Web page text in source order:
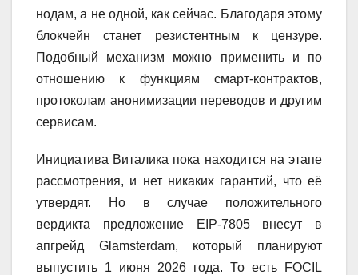
нодам, а не одной, как сейчас. Благодаря этому
блокчейн станет резистентным к цензуре.
Подобный механизм можно применить и по
отношению к функциям смарт-контрактов,
протоколам анонимизации переводов и другим
сервисам.
Инициатива Виталика пока находится на этапе
рассмотрения, и нет никаких гарантий, что её
утвердят. Но в случае положительного
вердикта предложение EIP-7805 внесут в
апгрейд Glamsterdam, который планируют
выпустить 1 июня 2026 года. То есть FOCIL